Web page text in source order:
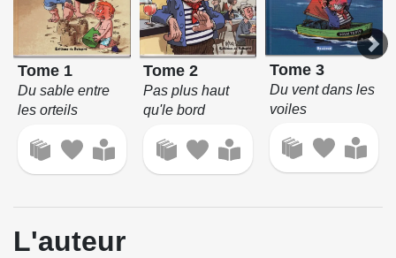
Tome 1
Du sable entre
les orteils
Tome 2
Pas plus haut
qu'le bord
Tome 3
Du vent dans les
voiles
L'auteur